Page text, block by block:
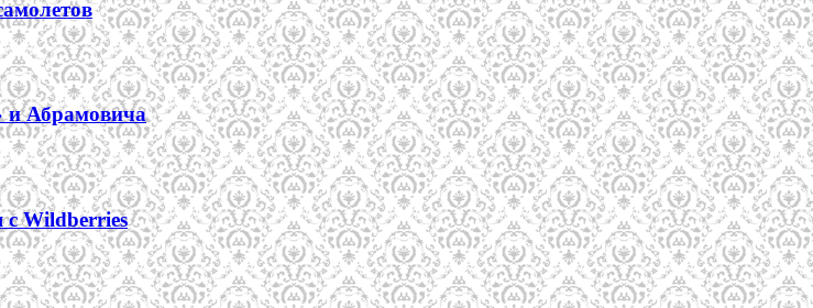
и Абрамовича
с Wildberries